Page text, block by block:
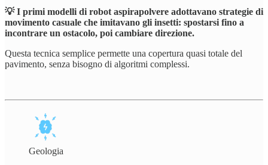
💡 I primi modelli di robot aspirapolvere adottavano strategie di
movimento casuale che imitavano gli insetti: spostarsi fino a
incontrare un ostacolo, poi cambiare direzione.
Questa tecnica semplice permette una copertura quasi totale del
pavimento, senza bisogno di algoritmi complessi.
Geologia